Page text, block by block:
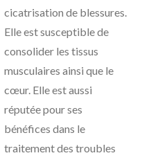
cicatrisation de blessures.
Elle est susceptible de
consolider les tissus
musculaires ainsi que le
cœur. Elle est aussi
réputée pour ses
bénéfices dans le
traitement des troubles